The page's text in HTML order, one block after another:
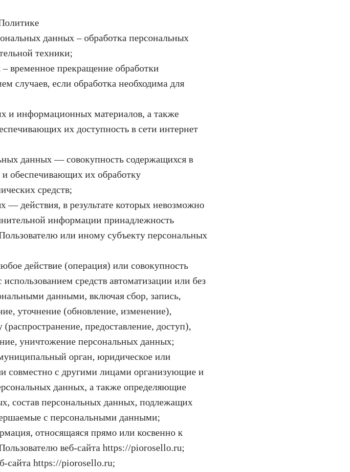
данных – обработка персональных
техники;
временное прекращение обработки
случаев, если обработка необходима для
и информационных материалов, а также
их доступность в сети интернет
данных — совокупность содержащихся в
обеспечивающих их обработку
средств;
— действия, в результате которых невозможно
информации принадлежность
или иному субъекту персональных
действие (операция) или совокупность
средств автоматизации или без
данными, включая сбор, запись,
уточнение (обновление, изменение),
предоставление, доступ),
уничтожение персональных данных;
орган, юридическое или
совместно с другими лицами организующие и
данных, а также определяющие
состав персональных данных, подлежащих
с персональными данными;
относящаяся прямо или косвенно к
веб-сайта https://piorosello.ru;
сайта https://piorosello.ru;